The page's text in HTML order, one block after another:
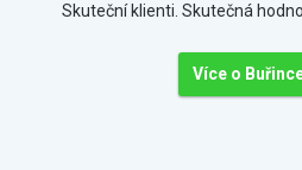
Skuteční klienti. Skutečná
Více o